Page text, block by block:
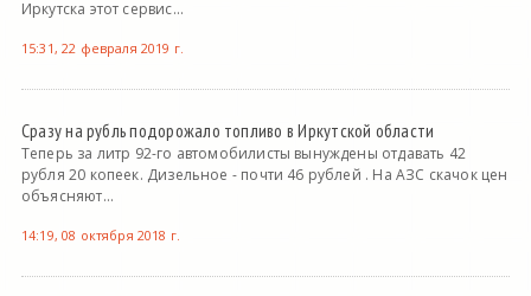
Иркутска этот сервис...
15:31, 22 февраля 2019 г.
Сразу на рубль подорожало топливо в Иркутской области
Теперь за литр 92-го автомобилисты вынуждены отдавать 42
рубля 20 копеек. Дизельное - почти 46 рублей . На АЗС скачок цен
объясняют...
14:19, 08 октября 2018 г.